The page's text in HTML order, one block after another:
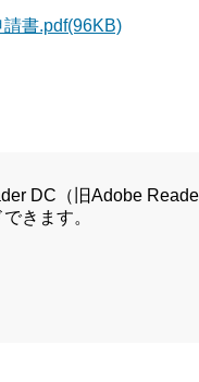
書.pdf(96KB)
DC（旧Adobe
きます。